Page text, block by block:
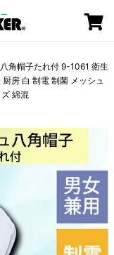
角帽子たれ付 9-1061 衛生
房 白 制電 制菌 メッシュ
綿混